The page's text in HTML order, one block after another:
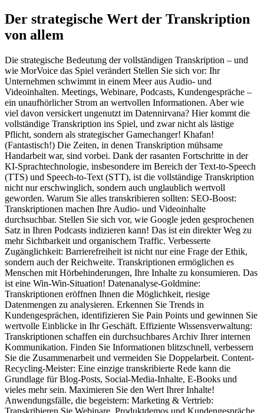
Der strategische Wert der Transkription
von allem
Die strategische Bedeutung der vollständigen Transkription – und
wie MorVoice das Spiel verändert Stellen Sie sich vor: Ihr
Unternehmen schwimmt in einem Meer aus Audio- und
Videoinhalten. Meetings, Webinare, Podcasts, Kundengespräche –
ein unaufhörlicher Strom an wertvollen Informationen. Aber wie
viel davon versickert ungenutzt im Datennirvana? Hier kommt die
vollständige Transkription ins Spiel, und zwar nicht als lästige
Pflicht, sondern als strategischer Gamechanger! Khafan!
(Fantastisch!) Die Zeiten, in denen Transkription mühsame
Handarbeit war, sind vorbei. Dank der rasanten Fortschritte in der
KI-Sprachtechnologie, insbesondere im Bereich der Text-to-Speech
(TTS) und Speech-to-Text (STT), ist die vollständige Transkription
nicht nur erschwinglich, sondern auch unglaublich wertvoll
geworden. Warum Sie alles transkribieren sollten: SEO-Boost:
Transkriptionen machen Ihre Audio- und Videoinhalte
durchsuchbar. Stellen Sie sich vor, wie Google jeden gesprochenen
Satz in Ihren Podcasts indizieren kann! Das ist ein direkter Weg zu
mehr Sichtbarkeit und organischem Traffic. Verbesserte
Zugänglichkeit: Barrierefreiheit ist nicht nur eine Frage der Ethik,
sondern auch der Reichweite. Transkriptionen ermöglichen es
Menschen mit Hörbehinderungen, Ihre Inhalte zu konsumieren. Das
ist eine Win-Win-Situation! Datenanalyse-Goldmine:
Transkriptionen eröffnen Ihnen die Möglichkeit, riesige
Datenmengen zu analysieren. Erkennen Sie Trends in
Kundengesprächen, identifizieren Sie Pain Points und gewinnen Sie
wertvolle Einblicke in Ihr Geschäft. Effiziente Wissensverwaltung:
Transkriptionen schaffen ein durchsuchbares Archiv Ihrer internen
Kommunikation. Finden Sie Informationen blitzschnell, verbessern
Sie die Zusammenarbeit und vermeiden Sie Doppelarbeit. Content-
Recycling-Meister: Eine einzige transkribierte Rede kann die
Grundlage für Blog-Posts, Social-Media-Inhalte, E-Books und
vieles mehr sein. Maximieren Sie den Wert Ihrer Inhalte!
Anwendungsfälle, die begeistern: Marketing & Vertrieb: